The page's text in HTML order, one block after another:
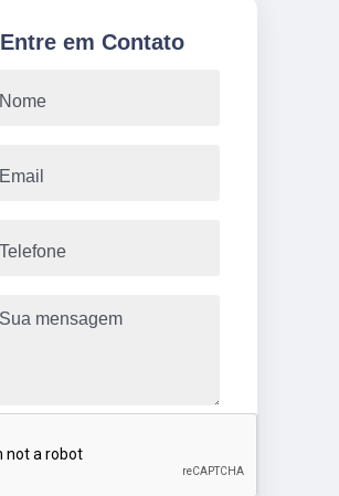
Entre em Contato